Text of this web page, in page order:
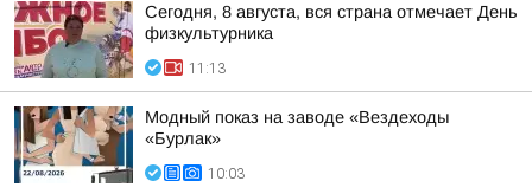
Сегодня, 8 августа, вся страна отмечает День
физкультурника
11:13
Модный показ на заводе «Вездеходы
«Бурлак»
10:03